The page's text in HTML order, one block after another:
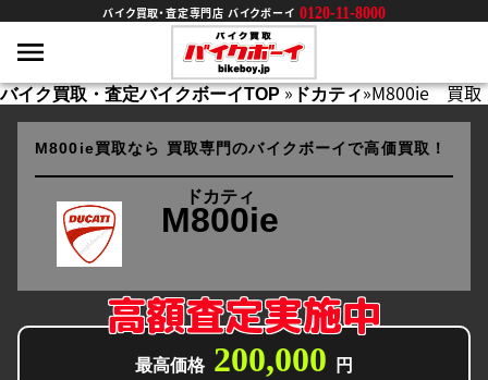
バイク買取・査定専門店 バイクボーイ 0120-11-8000
バイク買取・査定バイクボーイTOP»ドカティ»M800ie 買取
M800ie買取なら 買取専門のバイクボーイで高価買取！
ドカティ
M800ie
高額査定実施中
最高価格 200,000 円